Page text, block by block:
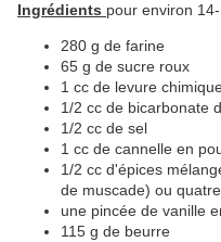
Ingrédients pour environ
280 g de farine
65 g de sucre roux
1 cc de levure
1/2 cc de bicarbonate
1/2 cc de sel
1 cc de cannelle en
1/2 cc d'épices
de muscade) ou
une pincée de vanille
115 g de beurre